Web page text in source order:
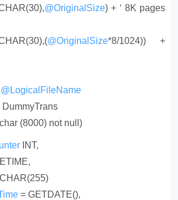
@OriginalSize) + ‘ 8K pages
@OriginalSize*8/1024)) +
@LogicalFileName
(8000) not null)
INT,
= GETDATE(),